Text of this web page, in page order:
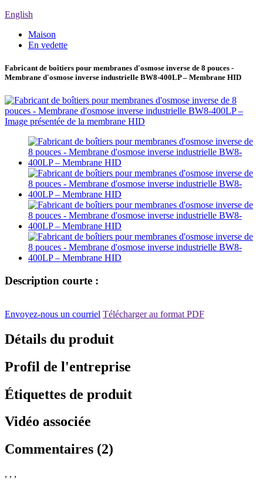
English
Maison
En vedette
Fabricant de boîtiers pour membranes d'osmose inverse de 8 pouces -
Membrane d'osmose inverse industrielle BW8-400LP – Membrane HID
Description courte :
Envoyez-nous un courriel Télécharger au format PDF
Détails du produit
Profil de l'entreprise
Étiquettes de produit
Vidéo associée
Commentaires (2)
, , ,